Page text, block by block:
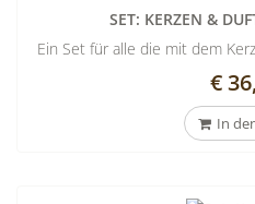
SET: KERZEN &
Ein Set für alle die mit dem
€
In